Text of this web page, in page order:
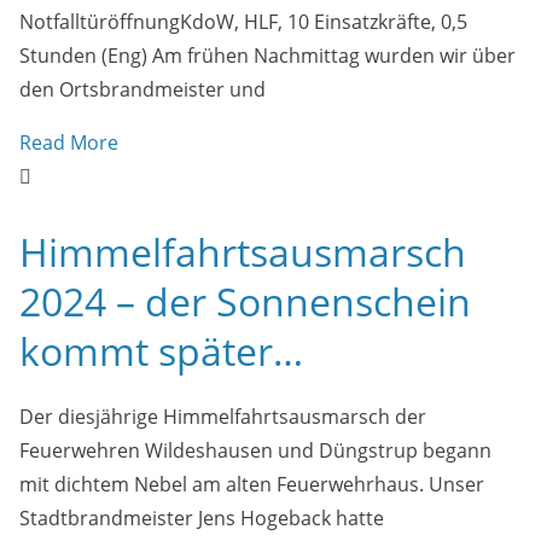
NotfalltüröffnungKdoW, HLF, 10 Einsatzkräfte, 0,5
Stunden (Eng) Am frühen Nachmittag wurden wir über
den Ortsbrandmeister und
Read More
Himmelfahrtsausmarsch
2024 – der Sonnenschein
kommt später…
Der diesjährige Himmelfahrtsausmarsch der
Feuerwehren Wildeshausen und Düngstrup begann
mit dichtem Nebel am alten Feuerwehrhaus. Unser
Stadtbrandmeister Jens Hogeback hatte